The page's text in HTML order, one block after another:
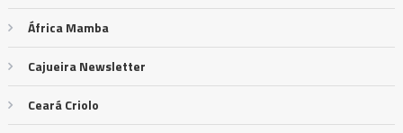
África Mamba
Cajueira Newsletter
Ceará Criolo